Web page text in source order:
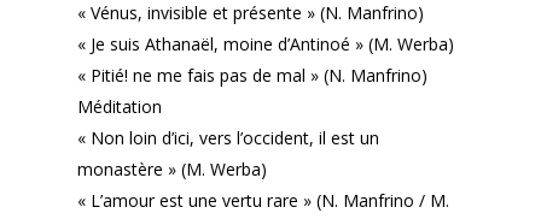
« Vénus, invisible et présente » (N. Manfrino)
« Je suis Athanaël, moine d’Antinoé » (M. Werba)
« Pitié! ne me fais pas de mal » (N. Manfrino)
Méditation
« Non loin d’ici, vers l’occident, il est un
monastère » (M. Werba)
« L’amour est une vertu rare » (N. Manfrino / M.